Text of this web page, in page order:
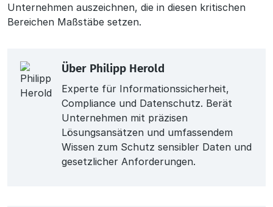
Unternehmen auszeichnen, die in diesen kritischen
Bereichen Maßstäbe setzen.
Über Philipp Herold
Experte für Informationssicherheit,
Compliance und Datenschutz. Berät
Unternehmen mit präzisen
Lösungsansätzen und umfassendem
Wissen zum Schutz sensibler Daten und
gesetzlicher Anforderungen.